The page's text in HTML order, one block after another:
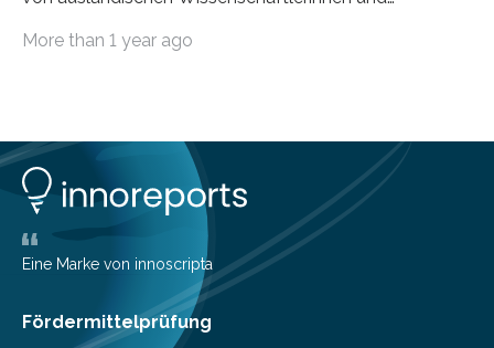
More than 1 year ago
Eine Marke von innoscripta
Fördermittelprüfung